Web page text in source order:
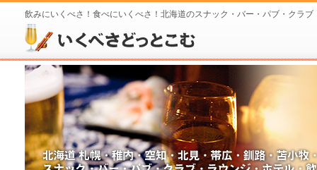
飲みにいくべさ！食べにいくべさ！北海道のスナック・バー・パブ・クラ